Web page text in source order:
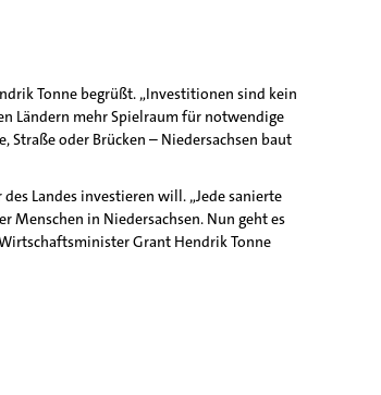
Tonne begrüßt. „Investitionen sind kein
Ländern mehr Spielraum für notwendige
oder Brücken – Niedersachsen baut
Landes investieren will. „Jede sanierte
Menschen in Niedersachsen. Nun geht es
Grant Hendrik Tonne